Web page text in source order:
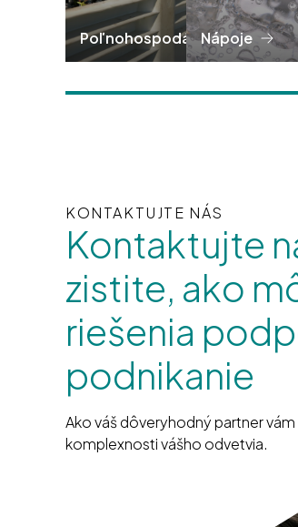
Poľnohospodárstvo
Nápoje
KONTAKTUJTE NÁS
Kontaktujte
zistite, ako
riešenia
podnikanie
Ako váš dôveryhodný partner
komplexnosti vášho odvetvia.